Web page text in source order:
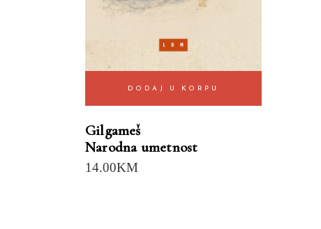
DODAJ U KORPU
Gilgameš
Narodna umetnost
14.00KM